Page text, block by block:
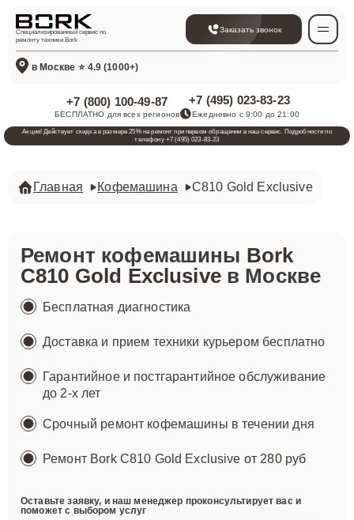
Специализированный сервис по
ремонту техники Bork
Заказать звонок
в Москве ⭐ 4.9 (1000+)
+7 (800) 100-49-87
БЕСПЛАТНО для всех регионов
+7 (495) 023-83-23
Ежедневно с 9:00 до 21:00
Акция! Действует скидка в размере 25% на ремонт при первом обращении в наш сервис. Подробности по
телефону +7 (495) 023-83-23
Главная Кофемашина C810 Gold Exclusive
Ремонт кофемашины Bork
C810 Gold Exclusiveв Москве
Бесплатная диагностика
Доставка и прием техники курьером бесплатно
Гарантийное и постгарантийное обслуживание
до 2-х лет
Срочный ремонт кофемашины в течении дня
Ремонт Bork C810 Gold Exclusive от 280 руб
Оставьте заявку, и наш менеджер проконсультирует вас и
поможет с выбором услуг